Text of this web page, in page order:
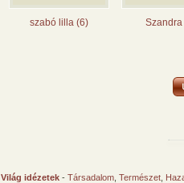
szabó lilla (6)
Világ idézetek - Társadalom Természet